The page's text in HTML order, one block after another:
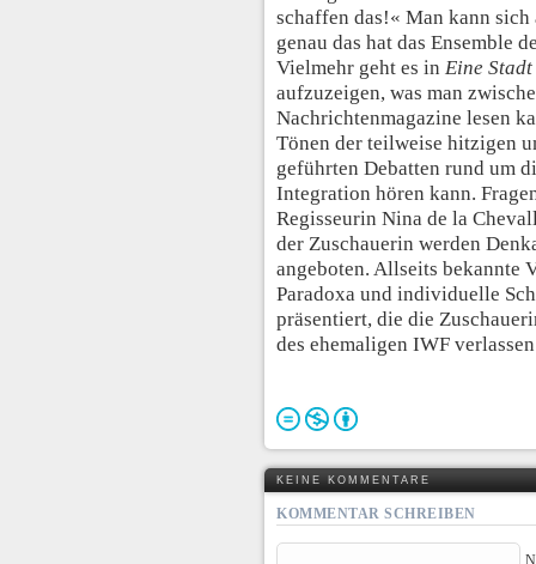
schaffen das!« Man kann
genau das hat das Ensemble
Vielmehr geht es in Eine
aufzuzeigen, was man
Nachrichtenmagazine lesen
Tönen der teilweise hitzigen
geführten Debatten rund um
Integration hören kann.
Regisseurin Nina de la
der Zuschauerin werden
angeboten. Allseits bekannte
Paradoxa und individuelle
präsentiert, die die
des ehemaligen IWF
KEINE KOMMENTARE
KOMMENTAR SCHREIBEN